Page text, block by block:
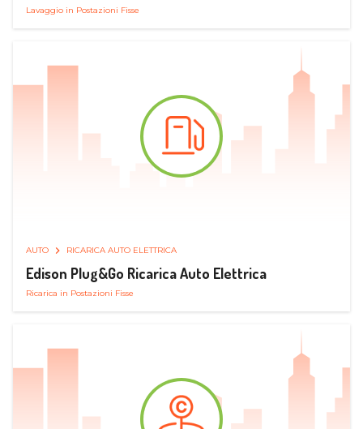
Lavaggio in Postazioni Fisse
AUTO RICARICA AUTO ELETTRICA
Edison Plug&Go Ricarica Auto Elettrica
Ricarica in Postazioni Fisse